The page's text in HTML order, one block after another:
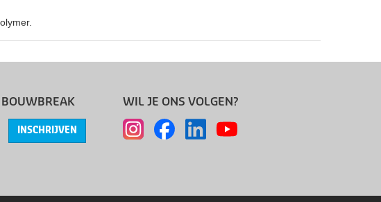
BOUWBREAK
INSCHRIJVEN
WIL JE ONS VOLGEN?